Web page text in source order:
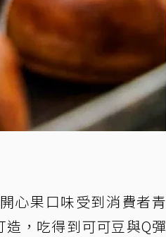
心果口味受到消費者青
，吃得到可可豆與Q彈